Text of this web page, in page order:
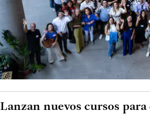
Lanzan nuevos cursos